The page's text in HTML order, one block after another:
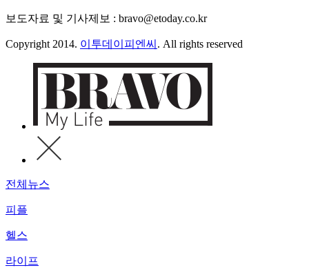
보도자료 및 기사제보 : bravo@etoday.co.kr
Copyright 2014. 이투데이피엔씨 . All rights reserved
전체뉴스
피플
헬스
라이프